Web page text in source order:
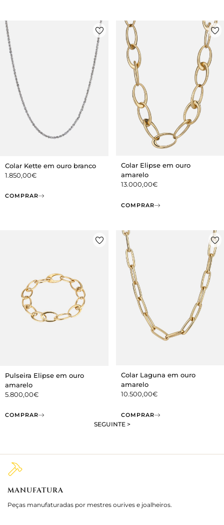
Colar Kette em ouro branco
1.850,00€
COMPRAR
Colar Elipse em ouro
amarelo
13.000,00€
COMPRAR
Pulseira Elipse em ouro
amarelo
5.800,00€
COMPRAR
Colar Laguna em ouro
amarelo
10.500,00€
COMPRAR
SEGUINTE >
MANUFATURA
Peças manufaturadas por mestres ourives e joalheiros.